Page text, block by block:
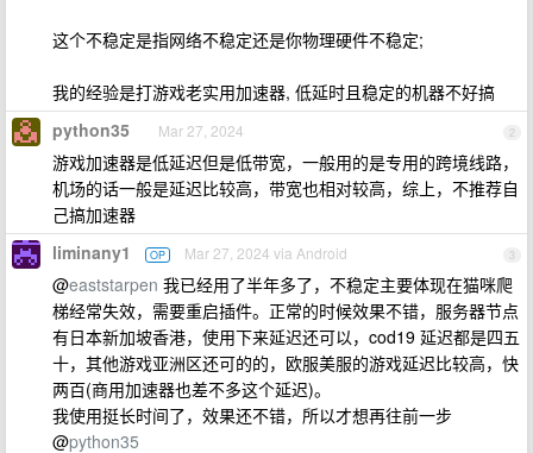
这个不稳定是指网络不稳定还是你物理硬件不稳定;
我的经验是打游戏老实用加速器, 低延时且稳定的机器不好搞
2
python35 Mar 27, 2024
游戏加速器是低延迟但是低带宽，一般用的是专用的跨境线路，
机场的话一般是延迟比较高，带宽也相对较高，综上，不推荐自
己搞加速器
3
liminany1 OP Mar 27, 2024 via Android
@eaststarpen 我已经用了半年多了，不稳定主要体现在猫咪爬
梯经常失效，需要重启插件。正常的时候效果不错，服务器节点
有日本新加坡香港，使用下来延迟还可以，cod19 延迟都是四五
十，其他游戏亚洲区还可的的，欧服美服的游戏延迟比较高，快
两百(商用加速器也差不多这个延迟)。
我使用挺长时间了，效果还不错，所以才想再往前一步
@python35